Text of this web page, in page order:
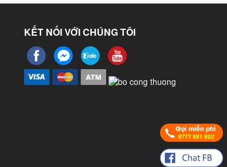
KẾT NỐI VỚI CHÚNG TÔI